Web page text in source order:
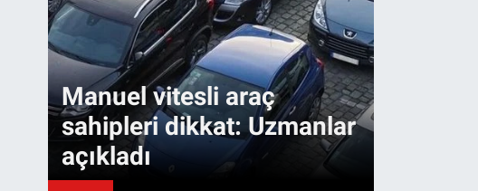
Manuel vitesli araç
sahipleri dikkat: Uzmanlar
açıkladı